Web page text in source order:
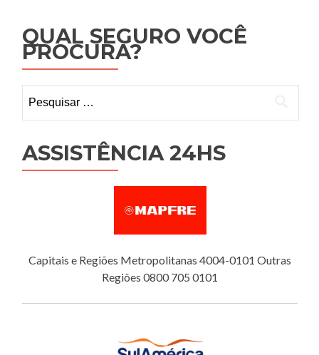
QUAL SEGURO VOCÊ
PROCURA?
por:
ASSISTÊNCIA 24HS
Capitais e Regiões Metropolitanas 4004-0101 Outras
Regiões 0800 705 0101